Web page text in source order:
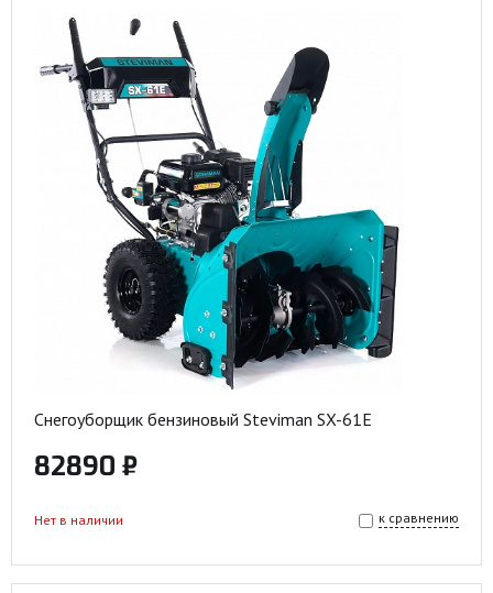
Снегоуборщик бензиновый Steviman SX-61E
82890 ₽
к сравнению
Нет в наличии